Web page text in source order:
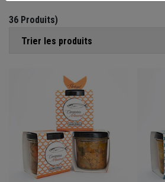
36 Produits)
Trier les produits